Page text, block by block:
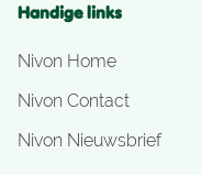
Handige links
Nivon Home
Nivon Contact
Nivon Nieuwsbrief